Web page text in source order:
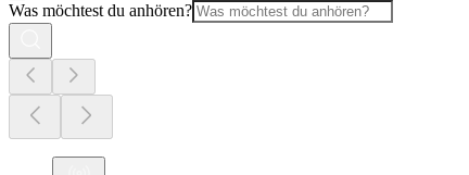
Was möchtest du anhören?